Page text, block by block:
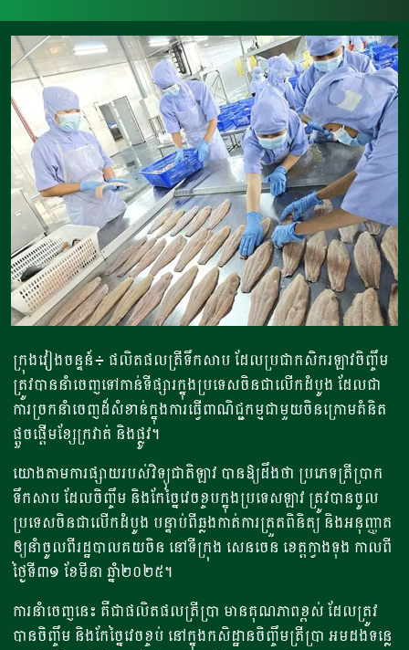
ក្រុង​វៀងចន្ទន៍៖ ផលិតផលត្រី​​ទឹកសាប​​ ​ដែល​ប្រជាកសិករ​ឡាវចិញ្ចឹម​
ត្រូវ​បាន​នាំ​ចេញ​ទៅកាន់ទីផ្សារក្នុង​ប្រទេស​ចិន​ជា​លើក​ដំបូង​ ​ដែល​ជា​
ការច្រកនាំចេញ​ដ៏​សំខាន់​ក្នុងការធ្វើ​ពាណិជ្ជកម្ម​ជាមួយចិន​​ក្រោម​គំនិត​
ផ្តួចផ្តើម​ខ្សែក្រវាត់ និង​ផ្លូវ។
យោងតាមការផ្សាយរបស់វិទ្យុជាតិឡាវ​ បានឱ្យដឹងថា ប្រភេទត្រីប្រាក
ទឹកសាប​​ ដែលចិញ្ចឹម និងកែច្នៃវេចខ្ចបក្នុងប្រទេសឡាវ ត្រូវបានចូល
ប្រទេសចិនជាលើកដំបូង បន្ទាប់ពីឆ្លងកាត់ការត្រួតពិនិត្យ​ និងអនុញ្ញាត
ឲ្យនាំចូលពីរដ្ឋបាលគយ​ចិន នៅទីក្រុង​ សេនចេន ខេត្តក្វាងទុង កាលពី
ថ្ងៃទី៣១​ ខែមីនា ឆ្នាំ២០២៥។
ការ​នាំ​ចេញ​នេះ​ គឺជាផលិតផលត្រីប្រា​ ​មាន​គុណភាព​ខ្ពស់​ ​ដែល​ត្រូវ
បានចិញ្ចឹម ​និង​កែច្នៃ​វេចខ្ចប់ នៅ​ក្នុងកសិដ្ឋានចិញ្ចឹមត្រីប្រា អមដងទន្លេ​